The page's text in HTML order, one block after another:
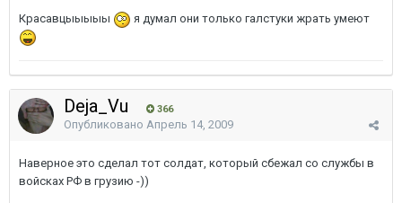
Красавцыыыыы я думал они только галстуки жрать умеют
Deja_Vu 366
Опубликовано Апрель 14, 2009
Наверное это сделал тот солдат, который сбежал со службы в
войсках РФ в грузию -))